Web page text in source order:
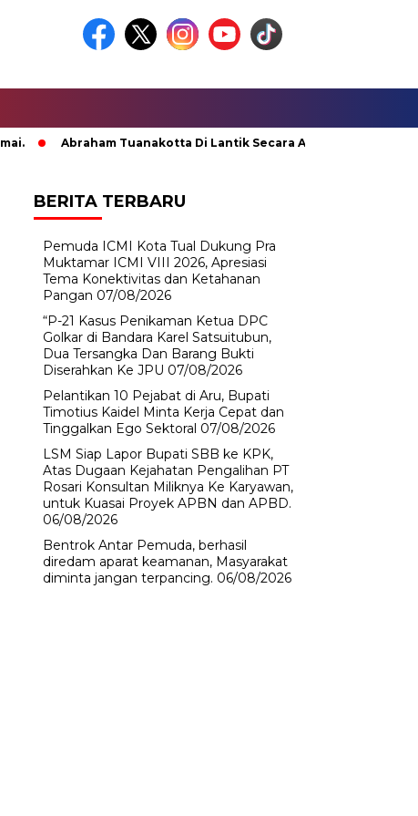
Abraham Tuanakotta Di Lantik Secara Adat; Pj Bupati
BERITA TERBARU
Pemuda ICMI Kota Tual Dukung Pra
Muktamar ICMI VIII 2026, Apresiasi
Tema Konektivitas dan Ketahanan
Pangan 07/08/2026
“P-21 Kasus Penikaman Ketua DPC
Golkar di Bandara Karel Satsuitubun,
Dua Tersangka Dan Barang Bukti
Diserahkan Ke JPU 07/08/2026
Pelantikan 10 Pejabat di Aru, Bupati
Timotius Kaidel Minta Kerja Cepat dan
Tinggalkan Ego Sektoral 07/08/2026
LSM Siap Lapor Bupati SBB ke KPK,
Atas Dugaan Kejahatan Pengalihan PT
Rosari Konsultan Miliknya Ke Karyawan,
untuk Kuasai Proyek APBN dan APBD.
06/08/2026
Bentrok Antar Pemuda, berhasil
diredam aparat keamanan, Masyarakat
diminta jangan terpancing. 06/08/2026